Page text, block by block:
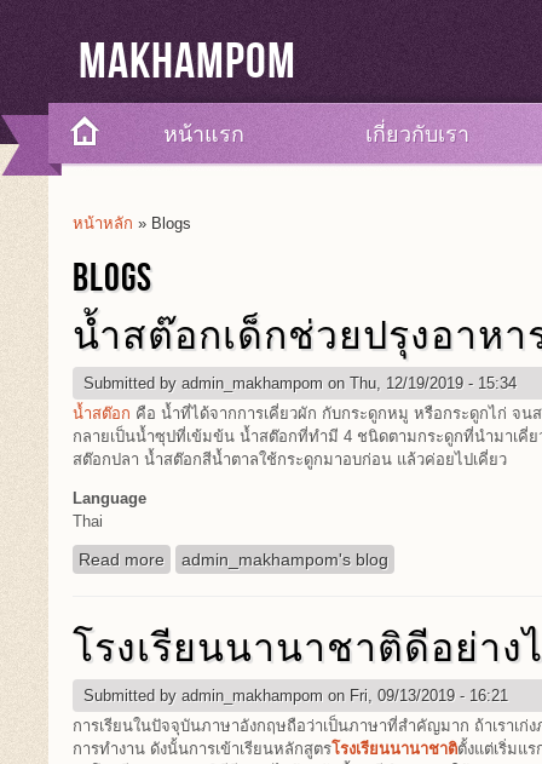
Makhampom
หน้าแรก เกี่ยวกับเรา
You Are Here
หน้าหลัก » Blogs
BLOGS
น้ำสต๊อกเด็กช่วยปรุงอาห
Submitted by admin_makhampom on Thu, 12/19/2019 - 15:34
น้ำสต๊อก คือ น้ำที่ได้จากการเคี่ยวผัก กับกระดูกหมู หรือกระดูกไก่ จน
กลายเป็นน้ำซุปที่เข้มข้น น้ำสต๊อกที่ทำมี 4 ชนิดตามกระดูกที่นำมาเคี่
สต๊อกปลา น้ำสต๊อกสีน้ำตาลใช้กระดูกมาอบก่อน แล้วค่อยไปเคี่ยว
Language
Thai
Read more about น้ำสต๊อกเด็กช่วยปรุงอาหารให้รสชาติดี
admin_makhampom's blog
โรงเรียนนานาชาติดีอย่าง
Submitted by admin_makhampom on Fri, 09/13/2019 - 16:21
การเรียนในปัจจุบันภาษาอังกฤษถือว่าเป็นภาษาที่สำคัญมาก ถ้าเราเก่
การทำงาน ดังนั้นการเข้าเรียนหลักสูตรโรงเรียนนานาชาติตั้งแต่เริ่มแ